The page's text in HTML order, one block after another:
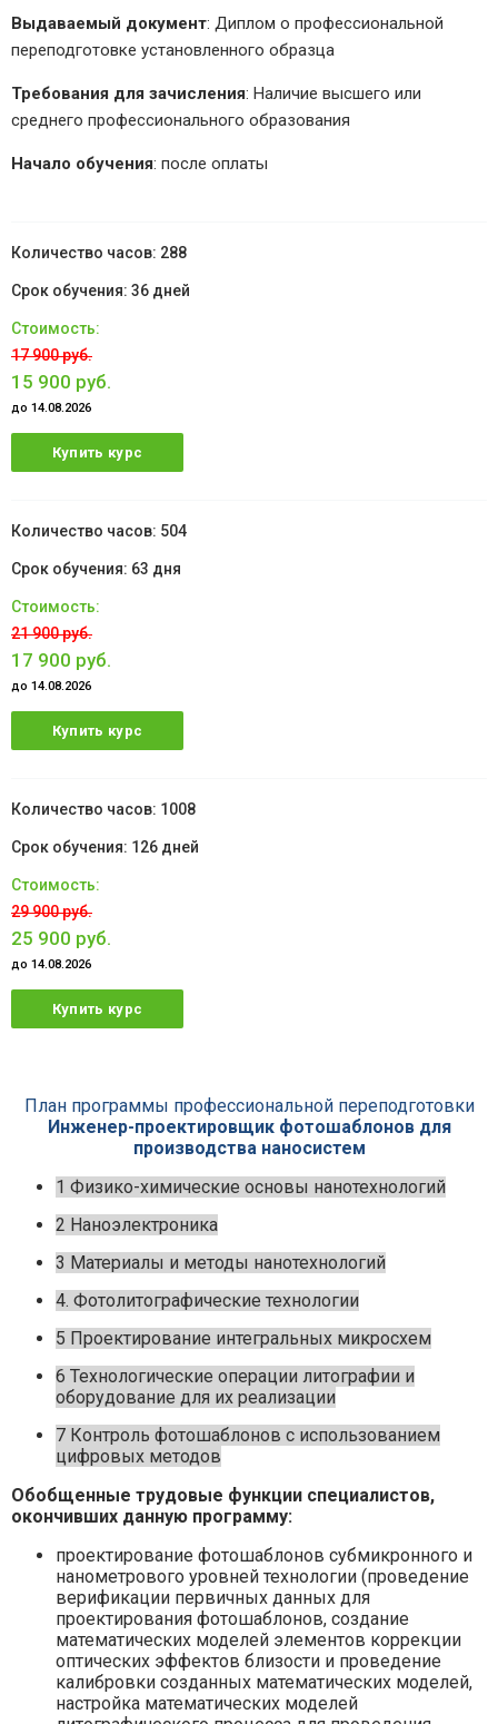
Выдаваемый документ: Диплом о профессиональной
переподготовке установленного образца
Требования для зачисления: Наличие высшего или
среднего профессионального образования
Начало обучения: после оплаты
288
36 дней
17 900 руб.
15 900 руб.
до 14.08.2026
Купить курс
504
63 дня
21 900 руб.
17 900 руб.
до 14.08.2026
Купить курс
1008
126 дней
29 900 руб.
25 900 руб.
до 14.08.2026
Купить курс
План программы профессиональной переподготовки
Инженер-проектировщик фотошаблонов для
производства наносистем
1 Физико-химические основы нанотехнологий
2 Наноэлектроника
3 Материалы и методы нанотехнологий
4. Фотолитографические технологии
5 Проектирование интегральных микросхем
6 Технологические операции литографии и
оборудование для их реализации
7 Контроль фотошаблонов с использованием
цифровых методов
Обобщенные трудовые функции специалистов,
окончивших данную программу:
проектирование фотошаблонов субмикронного и
нанометрового уровней технологии (проведение
верификации первичных данных для
проектирования фотошаблонов, создание
математических моделей элементов коррекции
оптических эффектов близости и проведение
калибровки созданных математических моделей,
настройка математических моделей